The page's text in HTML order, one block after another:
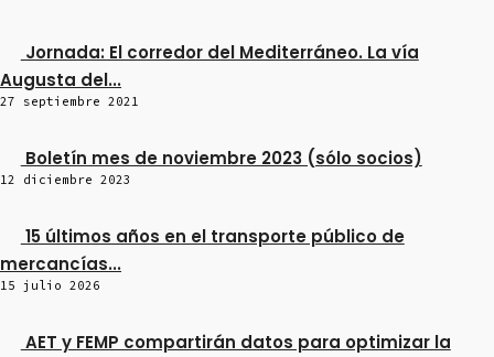
Jornada: El corredor del Mediterráneo. La vía
Augusta del...
27 septiembre 2021
Boletín mes de noviembre 2023 (sólo socios)
12 diciembre 2023
15 últimos años en el transporte público de
mercancías...
15 julio 2026
AET y FEMP compartirán datos para optimizar la